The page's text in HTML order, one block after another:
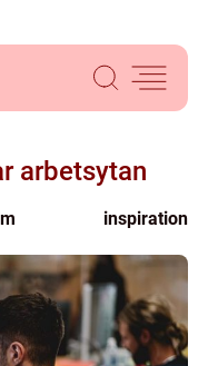
arbetsytan
inspiration